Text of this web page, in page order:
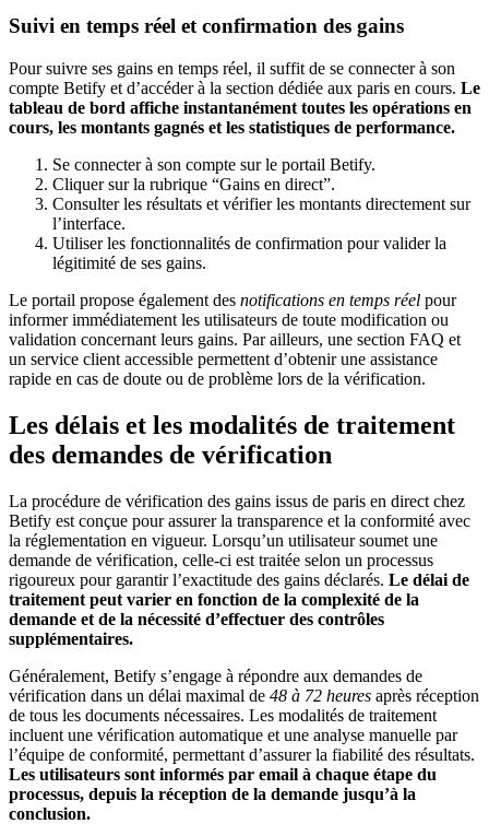
Suivi en temps réel et confirmation des gains
Pour suivre ses gains en temps réel, il suffit de se connecter à son
compte Betify et d’accéder à la section dédiée aux paris en cours. Le
tableau de bord affiche instantanément toutes les opérations en
cours, les montants gagnés et les statistiques de performance.
Se connecter à son compte sur le portail Betify.
Cliquer sur la rubrique “Gains en direct”.
Consulter les résultats et vérifier les montants directement sur
l’interface.
Utiliser les fonctionnalités de confirmation pour valider la
légitimité de ses gains.
Le portail propose également des notifications en temps réel pour
informer immédiatement les utilisateurs de toute modification ou
validation concernant leurs gains. Par ailleurs, une section FAQ et
un service client accessible permettent d’obtenir une assistance
rapide en cas de doute ou de problème lors de la vérification.
Les délais et les modalités de traitement
des demandes de vérification
La procédure de vérification des gains issus de paris en direct chez
Betify est conçue pour assurer la transparence et la conformité avec
la réglementation en vigueur. Lorsqu’un utilisateur soumet une
demande de vérification, celle-ci est traitée selon un processus
rigoureux pour garantir l’exactitude des gains déclarés. Le délai de
traitement peut varier en fonction de la complexité de la
demande et de la nécessité d’effectuer des contrôles
supplémentaires.
Généralement, Betify s’engage à répondre aux demandes de
vérification dans un délai maximal de 48 à 72 heures après réception
de tous les documents nécessaires. Les modalités de traitement
incluent une vérification automatique et une analyse manuelle par
l’équipe de conformité, permettant d’assurer la fiabilité des résultats.
Les utilisateurs sont informés par email à chaque étape du
processus, depuis la réception de la demande jusqu’à la
conclusion.